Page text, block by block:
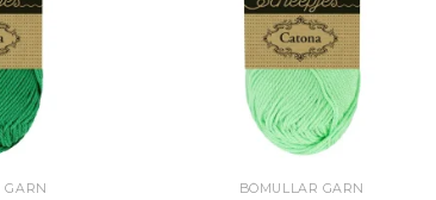
GARN BÓMULLAR GARN